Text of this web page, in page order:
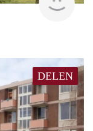
DELEN